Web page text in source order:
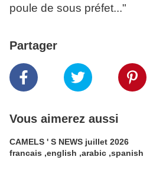
poule de sous préfet..."
Partager
Vous aimerez aussi
CAMELS ' S NEWS juillet 2026
francais ,english ,arabic ,spanish